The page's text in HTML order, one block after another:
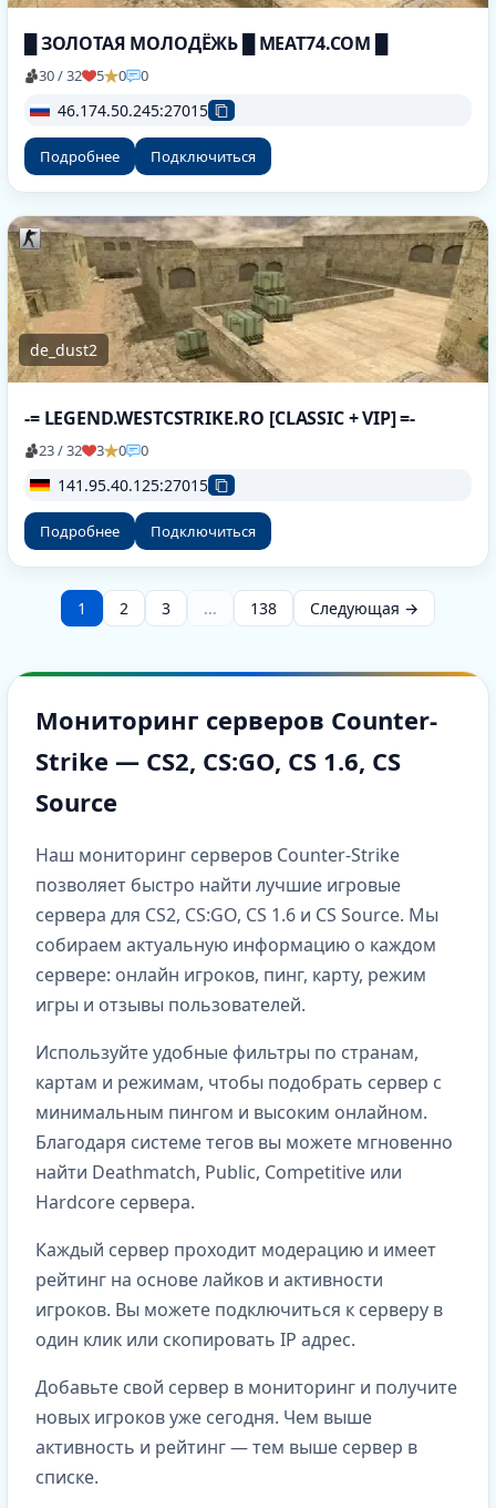
█ ЗОЛОТАЯ МОЛОДЁЖЬ █ MEAT74.COM █
30 / 32 5 0 0
46.174.50.245:27015
Подробнее Подключиться
de_dust2
-= LEGEND.WESTCSTRIKE.RO [CLASSIC + VIP] =-
23 / 32 3 0 0
141.95.40.125:27015
Подробнее Подключиться
1 2 3 ... 138 Следующая →
Мониторинг серверов Counter-
Strike — CS2, CS:GO, CS 1.6, CS
Source
Наш мониторинг серверов Counter-Strike
позволяет быстро найти лучшие игровые
сервера для CS2, CS:GO, CS 1.6 и CS Source. Мы
собираем актуальную информацию о каждом
сервере: онлайн игроков, пинг, карту, режим
игры и отзывы пользователей.
Используйте удобные фильтры по странам,
картам и режимам, чтобы подобрать сервер с
минимальным пингом и высоким онлайном.
Благодаря системе тегов вы можете мгновенно
найти Deathmatch, Public, Competitive или
Hardcore сервера.
Каждый сервер проходит модерацию и имеет
рейтинг на основе лайков и активности
игроков. Вы можете подключиться к серверу в
один клик или скопировать IP адрес.
Добавьте свой сервер в мониторинг и получите
новых игроков уже сегодня. Чем выше
активность и рейтинг — тем выше сервер в
списке.